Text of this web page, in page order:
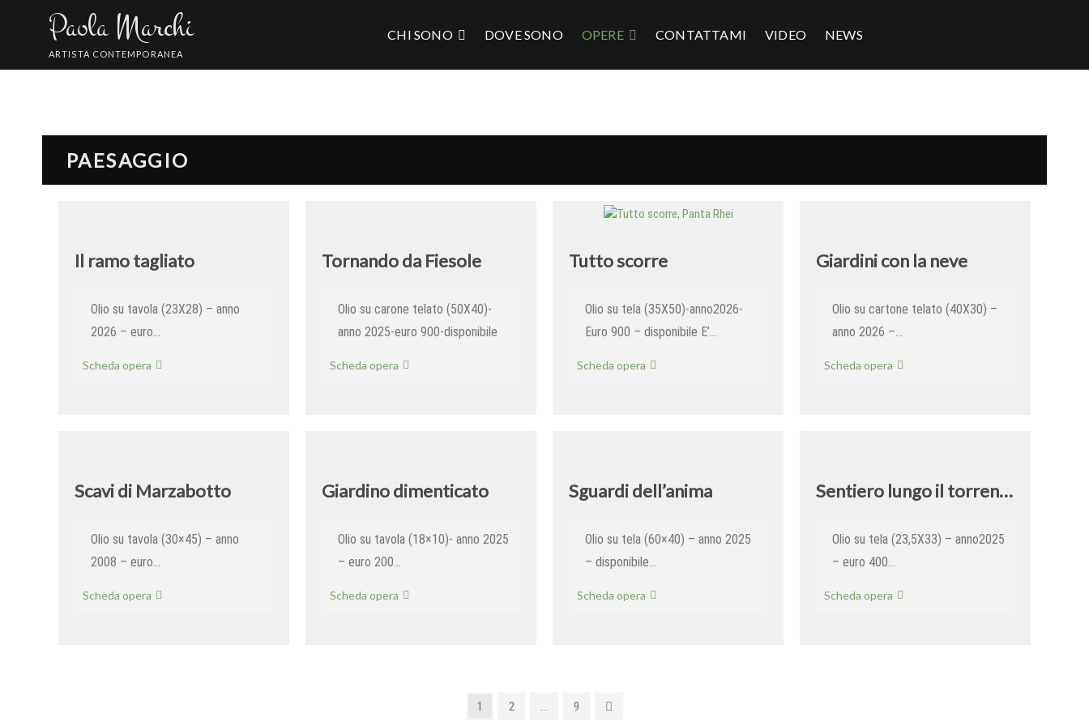
Paola Marchi
ARTISTA CONTEMPORANEA
CHI SONO DOVE SONO OPERE CONTATTAMI VIDEO NEWS
PAESAGGIO
Il ramo tagliato
Olio su tavola (23X28) – anno
2026 – euro…
Scheda opera Il
Tornando da Fiesole
Olio su carone telato (50X40)-
anno 2025-euro 900-disponibile
Scheda opera Tornando
Tutto scorre
Olio su tela (35X50)-anno2026-
Euro 900 – disponibile E’…
Scheda opera Tutto
Giardini con la neve
Olio su cartone telato (40X30) –
anno 2026 –…
Scheda opera Giardini
Scavi di Marzabotto
Olio su tavola (30×45) – anno
2008 – euro…
Scheda opera Scavi
Giardino dimenticato
Olio su tavola (18×10)- anno 2025
– euro 200…
Scheda opera Giardino
Sguardi dell’anima
Olio su tela (60×40) – anno 2025
– disponibile…
Scheda opera Sguardi
Sentiero lungo il torrente
Olio su tela (23,5X33) – anno2025
– euro 400…
Scheda opera Sentiero
Page
1 Page
2 … Page
9
Next